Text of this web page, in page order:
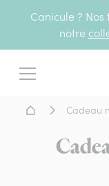
Canicule ?
notre
Menu
Accueil
Cadeau